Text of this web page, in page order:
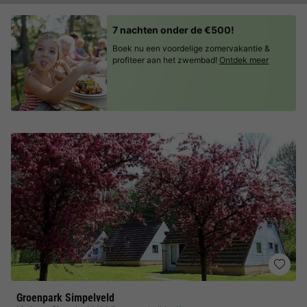
Groenpark Simpelveld
7 nachten onder de €500!
Boek nu een voordelige zomervakantie &
profiteer aan het zwembad! Ontdek meer